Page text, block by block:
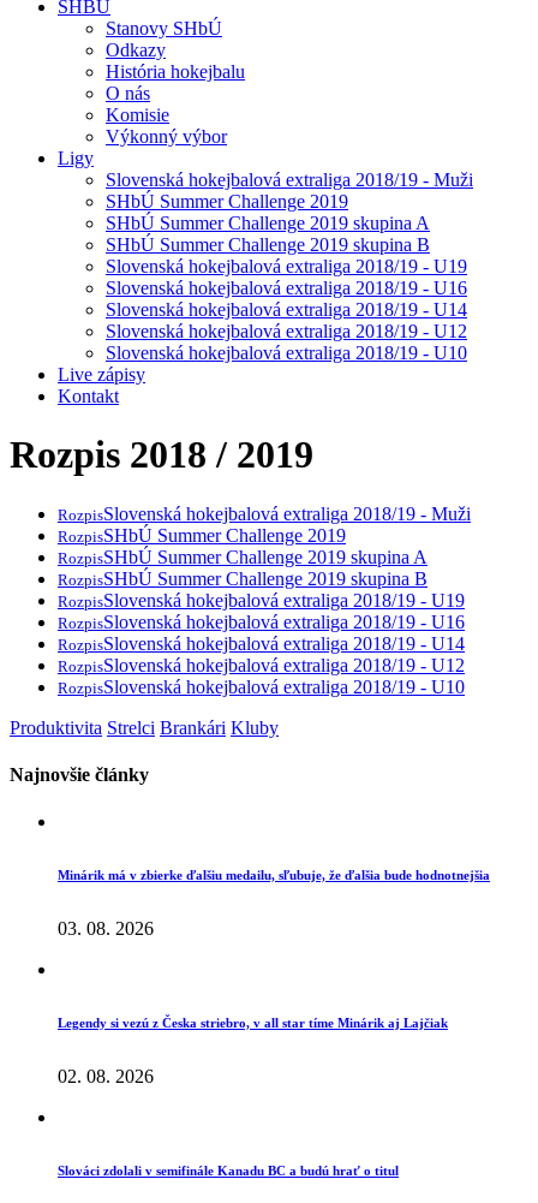
SHBÚ
Stanovy SHbÚ
Odkazy
História hokejbalu
O nás
Komisie
Výkonný výbor
Ligy
Slovenská hokejbalová extraliga 2018/19 - Muži
SHbÚ Summer Challenge 2019
SHbÚ Summer Challenge 2019 skupina A
SHbÚ Summer Challenge 2019 skupina B
Slovenská hokejbalová extraliga 2018/19 - U19
Slovenská hokejbalová extraliga 2018/19 - U16
Slovenská hokejbalová extraliga 2018/19 - U14
Slovenská hokejbalová extraliga 2018/19 - U12
Slovenská hokejbalová extraliga 2018/19 - U10
Live zápisy
Kontakt
Rozpis 2018 / 2019
RozpisSlovenská hokejbalová extraliga 2018/19 - Muži
RozpisSHbÚ Summer Challenge 2019
RozpisSHbÚ Summer Challenge 2019 skupina A
RozpisSHbÚ Summer Challenge 2019 skupina B
RozpisSlovenská hokejbalová extraliga 2018/19 - U19
RozpisSlovenská hokejbalová extraliga 2018/19 - U16
RozpisSlovenská hokejbalová extraliga 2018/19 - U14
RozpisSlovenská hokejbalová extraliga 2018/19 - U12
RozpisSlovenská hokejbalová extraliga 2018/19 - U10
Produktivita Strelci Brankári Kluby
Najnovšie články
Minárik má v zbierke ďalšiu medailu, sľubuje, že ďalšia bude hodnotnejšia
03. 08. 2026
Legendy si vezú z Česka striebro, v all star tíme Minárik aj Lajčiak
02. 08. 2026
Slováci zdolali v semifinále Kanadu BC a budú hrať o titul